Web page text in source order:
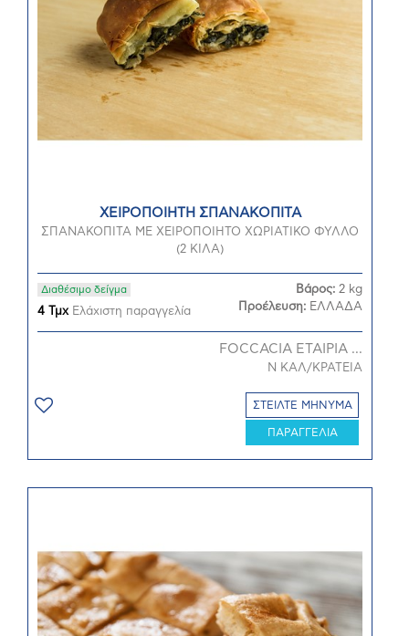
ΧΕΙΡΟΠΟΙΗΤΗ ΣΠΑΝΑΚΟΠΙΤΑ
ΣΠΑΝΑΚΟΠΙΤΑ ΜΕ ΧΕΙΡΟΠΟΙΗΤΟ ΧΩΡΙΑΤΙΚΟ ΦΥΛΛΟ
(2 ΚΙΛΑ)
Διαθέσιμο δείγμα
4 ΤμχΕλάχιστη παραγγελία
Βάρος: 2 kg
Προέλευση: ΕΛΛΑΔΑ
FOCCACIA ΕΤΑΙΡΙΑ ...
Ν ΚΑΛ/ΚΡΑΤΕΙΑ
ΣΤΕΙΛΤΕ ΜΗΝΥΜΑ
ΠΑΡΑΓΓΕΛΙΑ